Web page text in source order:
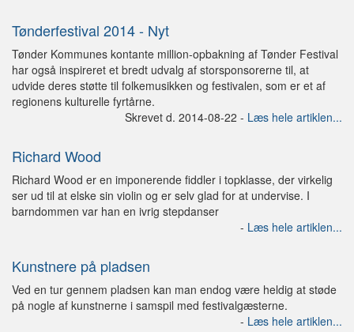
Tønderfestival 2014 - Nyt
Tønder Kommunes kontante million-opbakning af Tønder Festival
har også inspireret et bredt udvalg af storsponsorerne til, at
udvide deres støtte til folkemusikken og festivalen, som er et af
regionens kulturelle fyrtårne.
Skrevet d. 2014-08-22 - Læs hele artiklen...
Richard Wood
Richard Wood er en imponerende fiddler i topklasse, der virkelig
ser ud til at elske sin violin og er selv glad for at undervise. I
barndommen var han en ivrig stepdanser
- Læs hele artiklen...
Kunstnere på pladsen
Ved en tur gennem pladsen kan man endog være heldig at støde
på nogle af kunstnerne i samspil med festivalgæsterne.
- Læs hele artiklen...